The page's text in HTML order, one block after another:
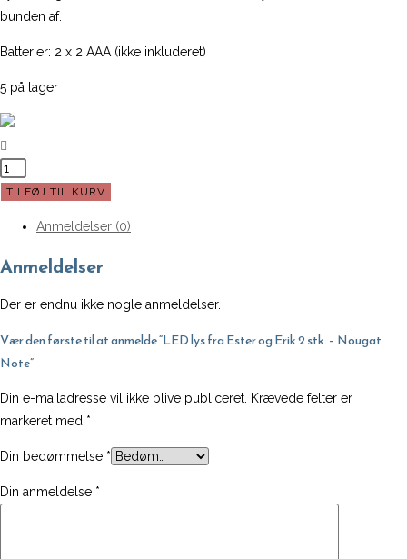
bunden af.
Batterier: 2 x 2 AAA (ikke inkluderet)
5 på lager
LED
lys
og
2
-
Nougat
Note
antal
TILFØJ TIL KURV
Anmeldelser (0)
Anmeldelser
Der er endnu ikke nogle anmeldelser.
Vær den første til at anmelde “LED lys fra Ester og Erik 2 stk. – Nougat
Note”
Din e-mailadresse vil ikke blive publiceret. Krævede felter er
markeret med *
Din bedømmelse *
Din anmeldelse *